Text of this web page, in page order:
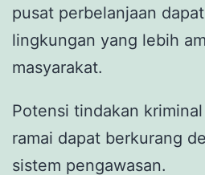
pusat perbelanjaan
lingkungan yang lebih
masyarakat.
Potensi tindakan
ramai dapat berkurang
sistem pengawasan.